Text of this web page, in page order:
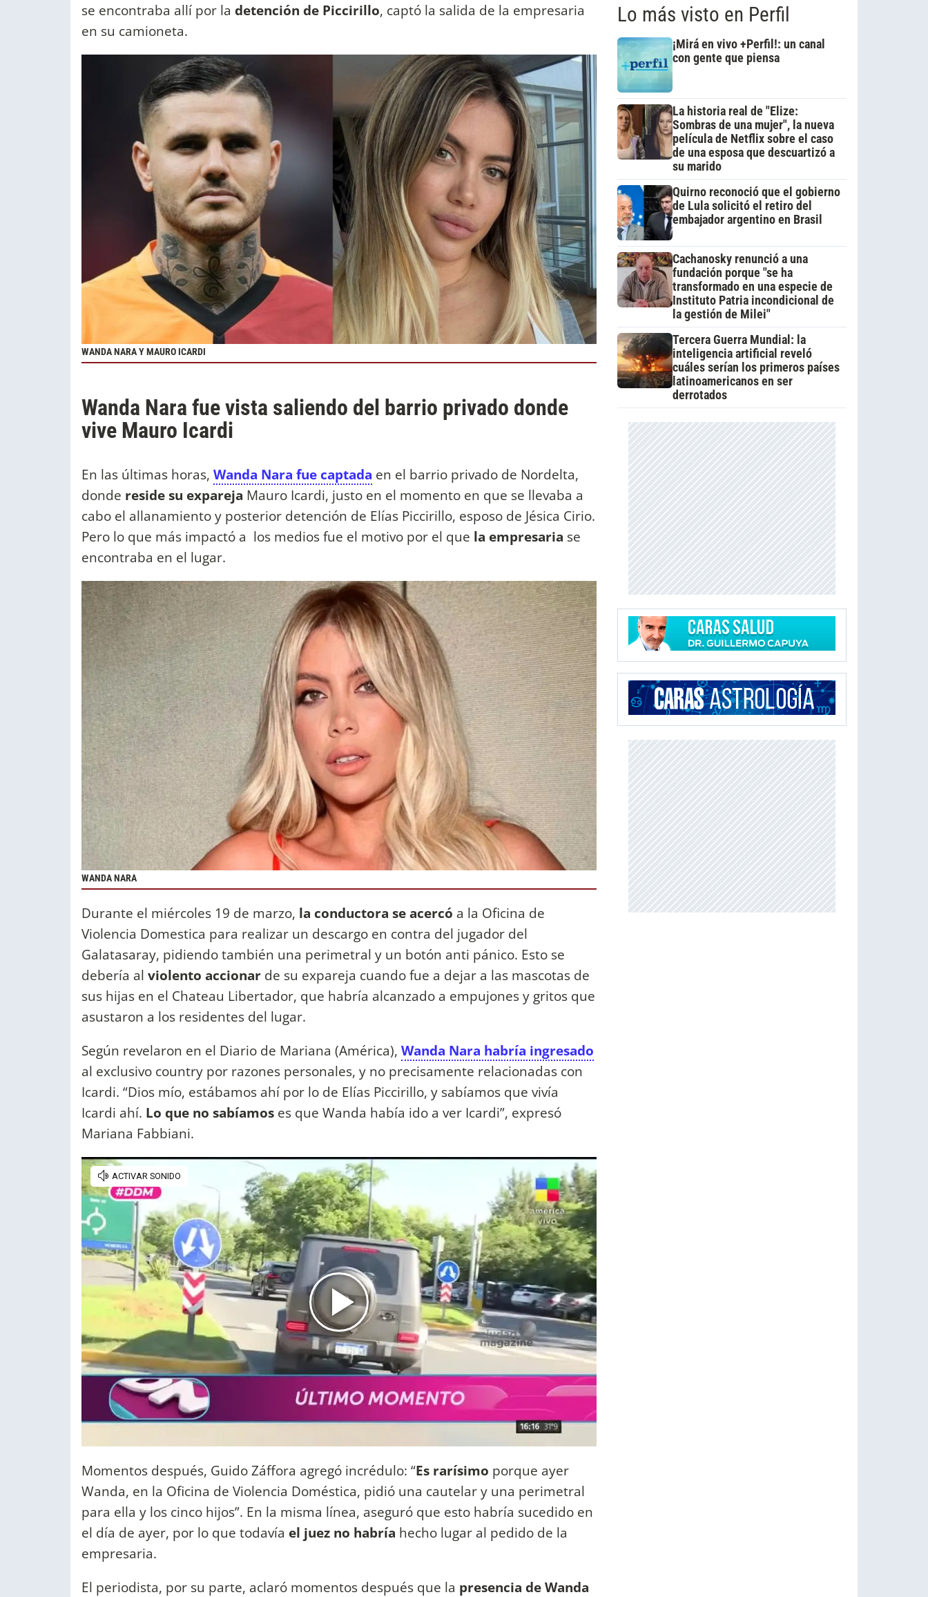
se encontraba allí por la detención de Piccirillo, captó la salida de la empresaria
en su camioneta.
WANDA NARA Y MAURO ICARDI
Wanda Nara fue vista saliendo del barrio privado donde
vive Mauro Icardi
En las últimas horas, Wanda Nara fue captada en el barrio privado de Nordelta,
donde reside su expareja Mauro Icardi, justo en el momento en que se llevaba a
cabo el allanamiento y posterior detención de Elías Piccirillo, esposo de Jésica Cirio.
Pero lo que más impactó a los medios fue el motivo por el que la empresaria se
encontraba en el lugar.
WANDA NARA
Durante el miércoles 19 de marzo, la conductora se acercó a la Oficina de
Violencia Domestica para realizar un descargo en contra del jugador del
Galatasaray, pidiendo también una perimetral y un botón anti pánico. Esto se
debería al violento accionar de su expareja cuando fue a dejar a las mascotas de
sus hijas en el Chateau Libertador, que habría alcanzado a empujones y gritos que
asustaron a los residentes del lugar.
Según revelaron en el Diario de Mariana (América), Wanda Nara habría ingresado
al exclusivo country por razones personales, y no precisamente relacionadas con
Icardi. “Dios mío, estábamos ahí por lo de Elías Piccirillo, y sabíamos que vivía
Icardi ahí. Lo que no sabíamos es que Wanda había ido a ver Icardi”, expresó
Mariana Fabbiani.
Momentos después, Guido Záffora agregó incrédulo: “Es rarísimo porque ayer
Wanda, en la Oficina de Violencia Doméstica, pidió una cautelar y una perimetral
para ella y los cinco hijos”. En la misma línea, aseguró que esto habría sucedido en
el día de ayer, por lo que todavía el juez no habría hecho lugar al pedido de la
empresaria.
El periodista, por su parte, aclaró momentos después que la presencia de Wanda
Lo más visto en Perfil
¡Mirá en vivo +Perfil!: un canal
con gente que piensa
La historia real de "Elize:
Sombras de una mujer", la nueva
película de Netflix sobre el caso
de una esposa que descuartizó a
su marido
Quirno reconoció que el gobierno
de Lula solicitó el retiro del
embajador argentino en Brasil
Cachanosky renunció a una
fundación porque "se ha
transformado en una especie de
Instituto Patria incondicional de
la gestión de Milei"
Tercera Guerra Mundial: la
inteligencia artificial reveló
cuáles serían los primeros países
latinoamericanos en ser
derrotados